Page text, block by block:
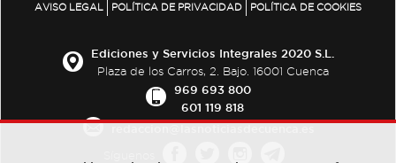
AVISO LEGAL POLÍTICA DE PRIVACIDAD POLÍTICA DE COOKIES
Ediciones y Servicios Integrales 2020 S.L.
Plaza de los Carros, 2. Bajo. 16001 Cuenca
969 693 800
601 119 818